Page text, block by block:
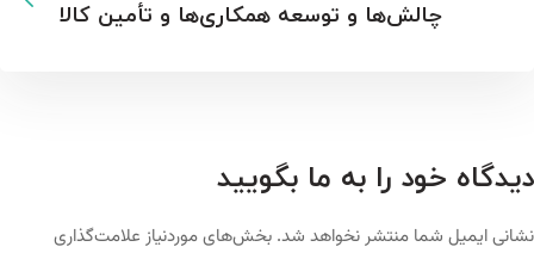
چالش‌ها و توسعه همکاری‌ها و تأمین کالا
دیدگاه خود را به ما بگویید
نشانی ایمیل شما منتشر نخواهد شد. بخش‌های موردنیاز علامت‌گذاری